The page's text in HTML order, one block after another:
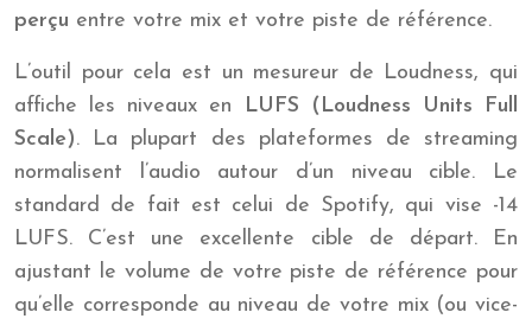
perçu entre votre mix et votre piste de référence.
L’outil pour cela est un mesureur de Loudness, qui
affiche les niveaux en
LUFS (Loudness Units Full
Scale). La plupart des plateformes de streaming
normalisent l’audio autour d’un niveau cible. Le
standard de fait est celui de Spotify, qui vise -14
LUFS. C’est une excellente cible de départ. En
ajustant le volume de votre piste de référence pour
qu’elle corresponde au niveau de votre mix (ou vice-